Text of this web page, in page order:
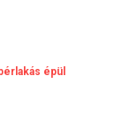
épül